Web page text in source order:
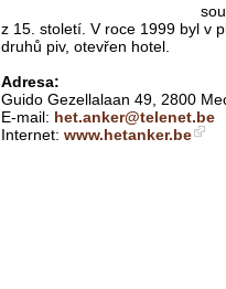
z 15. století. V roce 1999 byl v
druhů piv, otevřen hotel.
Adresa:
Guido Gezellalaan 49, 2800
E-mail: het.anker@telenet.be
Internet: www.hetanker.be